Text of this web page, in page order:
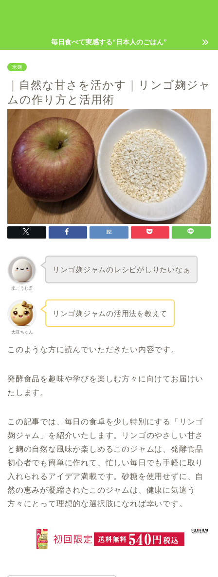
毎日食べて実感する“日本人のごはん”
米麹
｜自然な甘さを活かす｜リンゴ麹ジャ
ムの作り方と活用術
米こうじ君
リンゴ麹ジャムのレシピがしりたいなぁ
大豆ちゃん
リンゴ麹ジャムの活用法を教えて
このような方に読んでいただきたい内容です。
発酵食品を趣味や学びを楽しむ方々に向けてお届けい
たします。
この記事では、毎日の食卓を少し特別にする「リンゴ
麹ジャム」を紹介いたします。リンゴのやさしい甘さ
と麹の自然な風味が楽しめるこのジャムは、発酵食品
初心者でも簡単に作れて、忙しい毎日でも手軽に取り
入れられるアイデア満載です。砂糖を使用せずに、自
然の恵みが凝縮されたこのジャムは、健康に気遣う
方々にとって理想的な選択肢になれば幸いです。